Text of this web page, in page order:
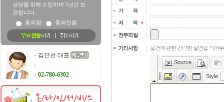
상담을 위해 수집하며 5년간 보
관합니다.
동의함
동의안함
김은선 대표
02-780-6302
물건에 관한 간략한 설명을 적어